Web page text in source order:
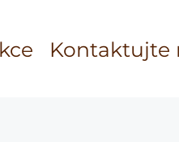
Kontaktujte